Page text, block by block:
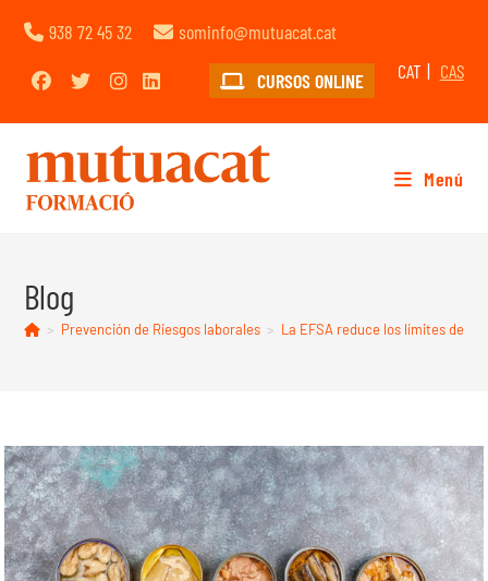
938 72 45 32
sominfo@mutuacat.cat
CAT
CAS
CURSOS ONLINE
Menú
Blog
> Prevención de Riesgos laborales > La EFSA reduce los límites de